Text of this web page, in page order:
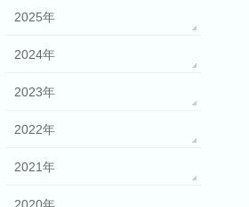
2025年
2024年
2023年
2022年
2021年